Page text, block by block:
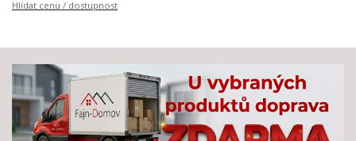
Hlídat cenu / dostupnost